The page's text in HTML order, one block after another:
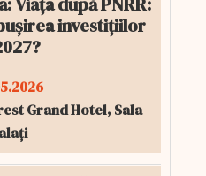
investițiilor
Grand Hotel, Sala